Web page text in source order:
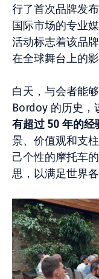
行了首次品牌发
国际市场的专业
活动标志着该品
在全球舞台上的
白天，与会者能
Bordoy 的历史，
有超过 50 年的经
景、价值观和支
己个性的摩托车
思，以满足世界